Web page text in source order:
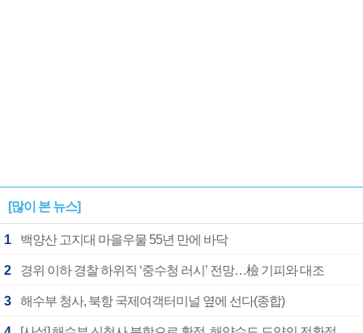
[많이 본 뉴스]
1 백양산 고지대 마을우물 55년 만에 바닥
2 경위 이하 경찰 하위직 ‘중수청 러시’ 전망…檢 기피와 대조
3 해수부 청사, 북항 국제여객터미널 옆에 선다(종합)